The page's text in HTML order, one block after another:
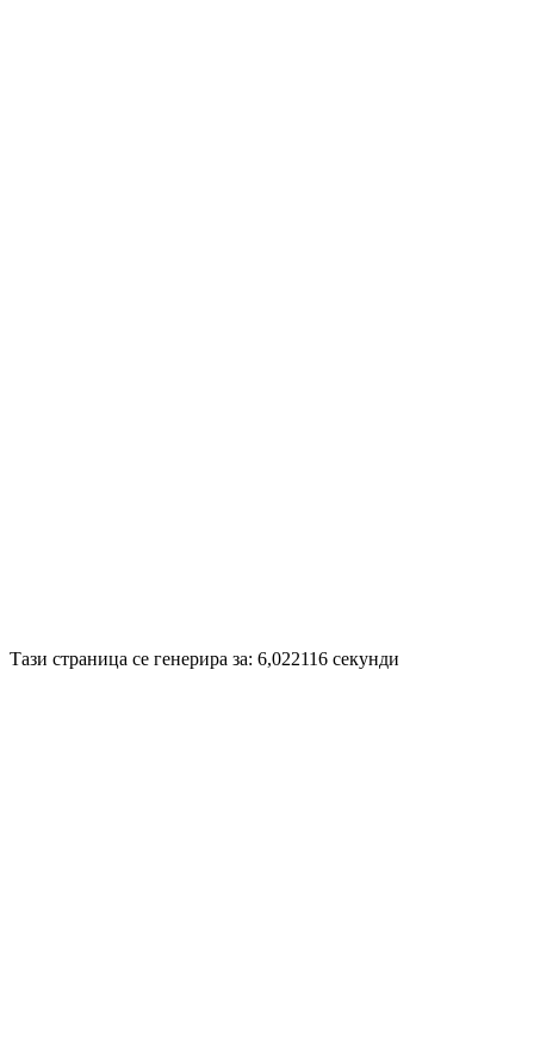
Тази страница се генерира за: 6,022116 секунди